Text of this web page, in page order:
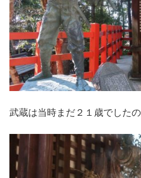
武蔵は当時まだ２１歳でした